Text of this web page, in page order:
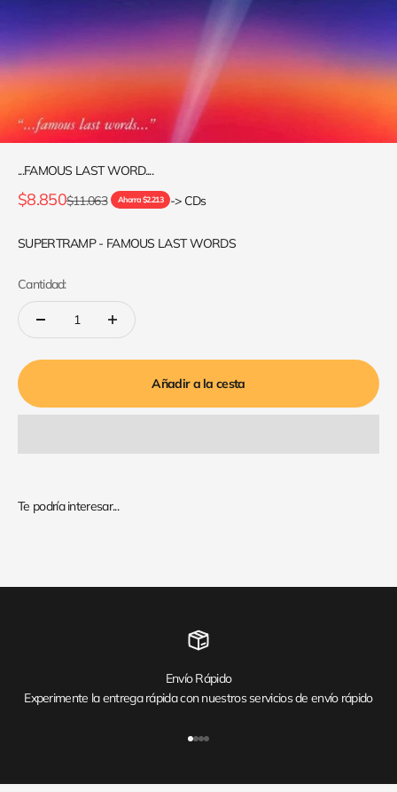
...FAMOUS LAST WORD....
Precio de oferta
$8.850Precio normal
$11.063 Ahorra $2.213 -> CDs
SUPERTRAMP - FAMOUS LAST WORDS
Cantidad:
Añadir a la cesta
Envío Rápido
Experimente la entrega rápida con nuestros servicios de envío rápido